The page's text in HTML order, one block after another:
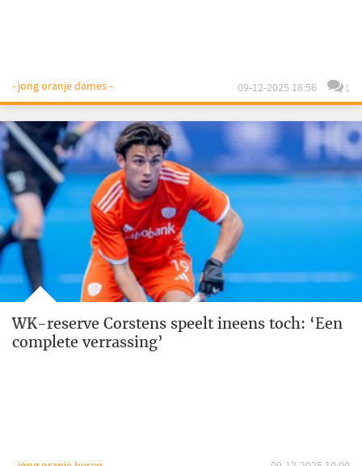
- jong oranje dames - 09-12-2025 16:56 1
WK-reserve Corstens speelt ineens toch: ‘Een
complete verrassing’